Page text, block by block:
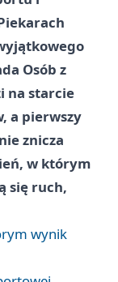
Osób z
na starcie
a pierwszy
znicza
w którym
się ruch,
wynik